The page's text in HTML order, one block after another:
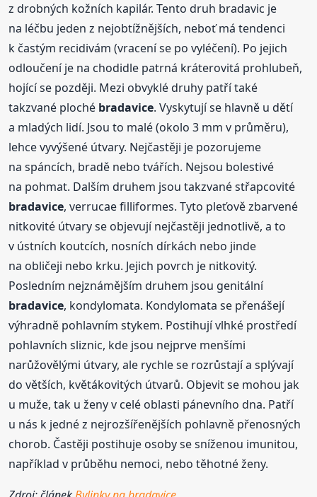
z drobných kožních kapilár. Tento druh bradavic je
na léčbu jeden z nejobtížnějších, neboť má tendenci
k častým recidivám (vracení se po vyléčení). Po jejich
odloučení je na chodidle patrná kráterovitá prohlubeň,
hojící se později. Mezi obvyklé druhy patří také
takzvané ploché bradavice. Vyskytují se hlavně u dětí
a mladých lidí. Jsou to malé (okolo 3 mm v průměru),
lehce vyvýšené útvary. Nejčastěji je pozorujeme
na spáncích, bradě nebo tvářích. Nejsou bolestivé
na pohmat. Dalším druhem jsou takzvané střapcovité
bradavice, verrucae filliformes. Tyto pleťově zbarvené
nitkovité útvary se objevují nejčastěji jednotlivě, a to
v ústních koutcích, nosních dírkách nebo jinde
na obličeji nebo krku. Jejich povrch je nitkovitý.
Posledním nejznámějším druhem jsou genitální
bradavice, kondylomata. Kondylomata se přenášejí
výhradně pohlavním stykem. Postihují vlhké prostředí
pohlavních sliznic, kde jsou nejprve menšími
narůžovělými útvary, ale rychle se rozrůstají a splývají
do větších, květákovitých útvarů. Objevit se mohou jak
u muže, tak u ženy v celé oblasti pánevního dna. Patří
u nás k jedné z nejrozšířenějších pohlavně přenosných
chorob. Častěji postihuje osoby se sníženou imunitou,
například v průběhu nemoci, nebo těhotné ženy.